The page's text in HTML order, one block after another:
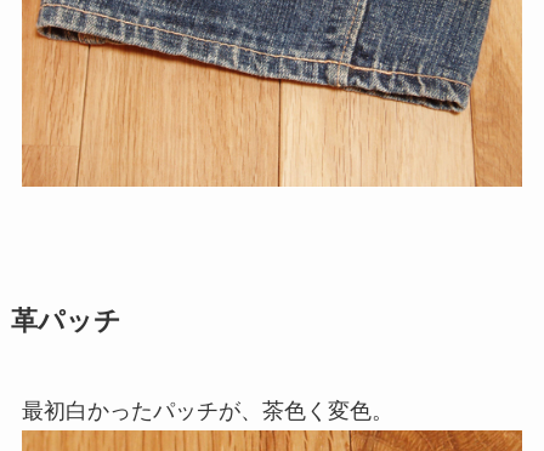
革パッチ
最初白かったパッチが、茶色く変色。